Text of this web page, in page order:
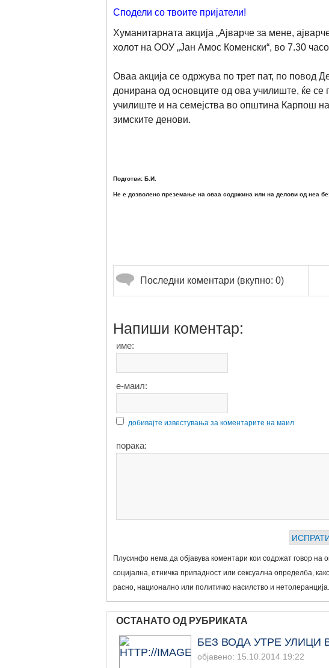
Сподели со твоите пријатели!
Хуманитарната акција „Ајварче за мене,
холот на ООУ „Јан Амос Коменски“, во 7.30
Оваа акција се одржува по трет пат, по повод
донирана од основците од ова училиште, ќе се
училиште и на семејства во општина Карпош
зимските денови.
Подготви: Б.И.
Не е дозволено преземање на оваа содржина или на делови од неа
Последни коментари (вкупно: 0)
Напиши коментар:
име:
е-маил:
добивајте известувања за коментарите на маил
порака:
Плусинфо нема да објавува коментари кои содржат говор на
социјална, етничка припадност или сексуална определба,
расно, национално или политичко насилство и нетолеранција.
ОСТАНАТО ОД РУБРИКАТА
БЕЗ ВОДА УТРЕ
објавено: 15.10.2014 19:22